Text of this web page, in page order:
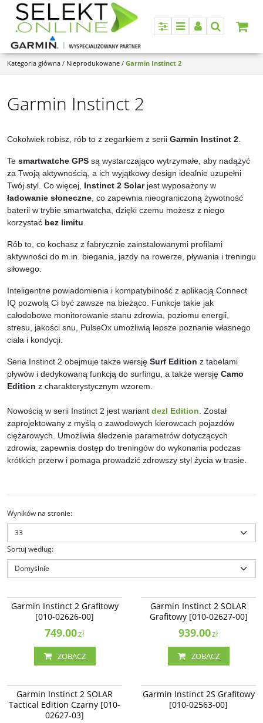
PanelMenuPanelSzukaj
Kategoria główna / Nieprodukowane / Garmin Instinct 2
Garmin Instinct 2
Cokolwiek robisz, rób to z zegarkiem z serii Garmin Instinct 2
Te smartwatche GPS są wystarczająco wytrzymałe, aby nadążyć
za Twoją aktywnością, a ich wyjątkowy design idealnie uzupełni
Twój styl. Co więcej, Instinct 2 Solarjest wyposażony w
ładowanie słoneczne , co zapewnia nieograniczoną żywotność
baterii w trybie smartwatcha, dzięki czemu możesz z niego
korzystać bez limitu
Rób to, co kochasz z fabrycznie zainstalowanymi profilami
aktywności do m.in. biegania, jazdy na rowerze, pływania i treningu
siłowego.
Inteligentne powiadomienia i kompatybilność z aplikacją Connect
IQ pozwolą Ci być zawsze na bieżąco. Funkcje takie jak
całodobowe monitorowanie stanu zdrowia, poziomu energii,
stresu, jakości snu, PulseOx umożliwią lepsze poznanie własnego
ciała i kondycji.
Seria Instinct 2 obejmuje także wersję Surf Edition z tabelami
pływów i dedykowaną funkcją do surfingu, a także wersję Camo
Edition z charakterystycznym wzorem.
Nowością w serii Instinct 2 jest wariant dezl Edition . Został
zaprojektowany z myślą o zawodowych kierowcach pojazdów
ciężarowych. Umożliwia śledzenie parametrów dotyczących
zdrowia, zapewnia dostęp do treningów do wykonania podczas
krótkich przerw i pomaga prowadzić zdrowszy styl życia w trasie.
Wyników na stronie:
Sortuj według:
Garmin Instinct 2 Grafitowy [010-
02626-00]
Dostępność: Zakończono
produkcję. Produkt niedostępny.
Garmin Instinct 2 Grafitowy
[010-02626-00]
749.00zł
ZOBACZ
Garmin Instinct 2 SOLAR Grafitowy
[010-02627-00]
Dostępność: Zakończono
produkcję. Produkt niedostępny.
Garmin Instinct 2 SOLAR
Grafitowy [010-02627-00]
939.00zł
ZOBACZ
Garmin Instinct 2 SOLAR Tactical
Edition Czarny [010-02627-03]
Dostępność: Zakończono
produkcję. Produkt niedostępny.
Garmin Instinct 2 SOLAR
Tactical Edition Czarny [010-
02627-03]
Garmin Instinct 2S Grafitowy [010-
02563-00]
Dostępność: Zakończono
Garmin Instinct 2S Grafitowy
[010-02563-00]